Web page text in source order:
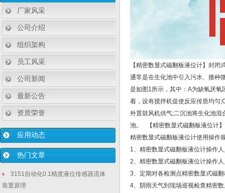
厂家风采
公司介绍
组织架构
员工风采
公司新闻
最新公告
资质荣誉
应用动态
热门文章
3151自动化0.1精度液位传感器流体
装置原理
【精密数显式磁翻板液位计】封
通常是在生化池中引入污水、接种
是如图1所示，其中：A为缺氧厌
着，设有搅拌机促使反应传质均匀
外置鼓风机供气;二沉池将生化池
池。 【精密数显式磁翻板液位计
精密数显式磁翻板液位计使用操作
1、精密数显式磁翻板液位计操作
2、精密数显式磁翻板液位计操作
3、定期对各检测点精密数显式磁
4、阴雨天气到现场巡视检查精密